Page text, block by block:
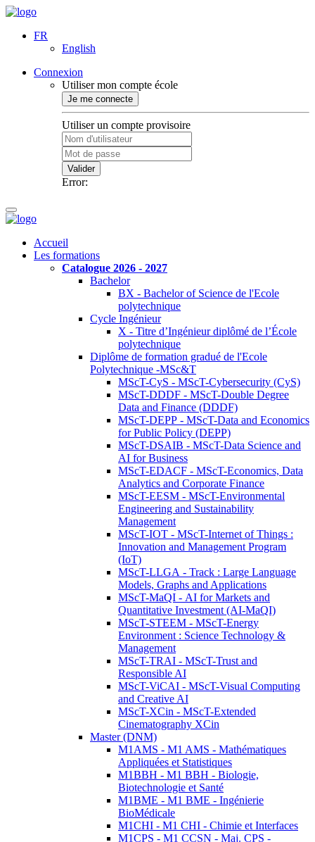
FR
English
Connexion
Utiliser mon compte école
Je me connecte
Utiliser un compte provisoire
Valider
Error:
Accueil
Les formations
Catalogue 2026 - 2027
Bachelor
BX - Bachelor of Science de l'Ecole
polytechnique
Cycle Ingénieur
X - Titre d’Ingénieur diplômé de l’École
polytechnique
Diplôme de formation gradué de l'Ecole
Polytechnique -MSc&T
MScT-CyS - MScT-Cybersecurity (CyS)
MScT-DDDF - MScT-Double Degree
Data and Finance (DDDF)
MScT-DEPP - MScT-Data and Economics
for Public Policy (DEPP)
MScT-DSAIB - MScT-Data Science and
AI for Business
MScT-EDACF - MScT-Economics, Data
Analytics and Corporate Finance
MScT-EESM - MScT-Environmental
Engineering and Sustainability
Management
MScT-IOT - MScT-Internet of Things :
Innovation and Management Program
(IoT)
MScT-LLGA - Track : Large Language
Models, Graphs and Applications
MScT-MaQI - AI for Markets and
Quantitative Investment (AI-MaQI)
MScT-STEEM - MScT-Energy
Environment : Science Technology &
Management
MScT-TRAI - MScT-Trust and
Responsible AI
MScT-ViCAI - MScT-Visual Computing
and Creative AI
MScT-XCin - MScT-Extended
Cinematography XCin
Master (DNM)
M1AMS - M1 AMS - Mathématiques
Appliquées et Statistiques
M1BBH - M1 BBH - Biologie,
Biotechnologie et Santé
M1BME - M1 BME - Ingénierie
BioMédicale
M1CHI - M1 CHI - Chimie et Interfaces
M1CPS - M1 CCSN - Maj. CPS -